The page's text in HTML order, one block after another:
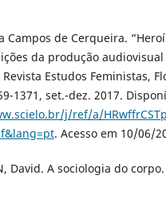
Campos de Cerqueira.
da produção
Revista Estudos Feministas,
1371, set.-dez. 2017.
j/ref/a/
. Acesso em 10/06/
David. A sociologia do